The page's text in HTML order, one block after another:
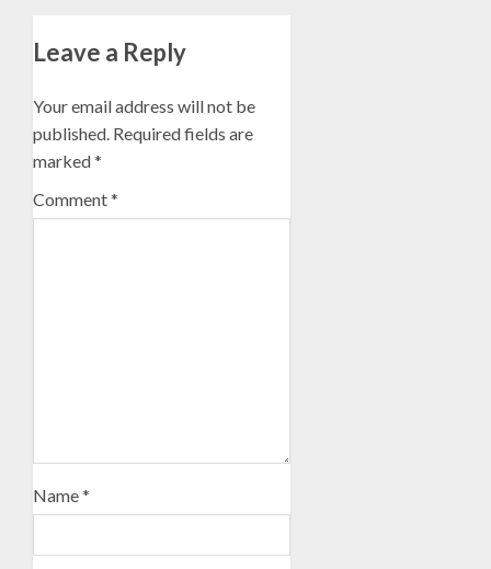
Leave a Reply
Your email address will not be
published. Required fields are
marked*
Comment*
Name*